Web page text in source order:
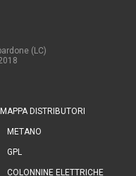
(LC)
MAPPA DISTRIBUTORI
METANO
GPL
COLONNINE ELETTRICHE